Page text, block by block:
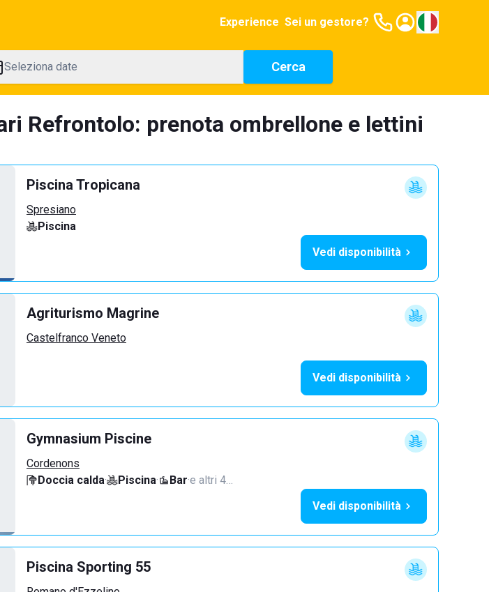
Experience Sei un gestore?
Seleziona date Cerca
Refrontolo: prenota ombrellone e lettini
Piscina Tropicana
Spresiano
Piscina
Vedi disponibilità
Agriturismo Magrine
Castelfranco Veneto
Vedi disponibilità
Gymnasium Piscine
Cordenons
Doccia calda· Piscina· Bar·e altri 4…
Vedi disponibilità
Piscina Sporting 55